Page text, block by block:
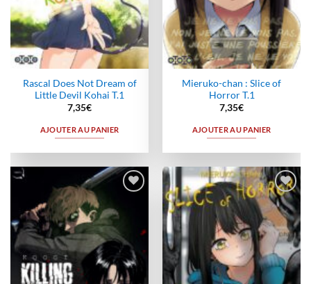
Rascal Does Not Dream of
Little Devil Kohai T.1
7,35€
AJOUTER AU PANIER
Mieruko-chan : Slice of
Horror T.1
7,35€
AJOUTER AU PANIER
wishlist
Ajouter
à la
wishlist